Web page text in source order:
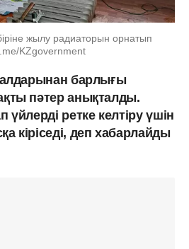
жылу радиаторын орнатып
KZgovernment
барлығы
пәтер анықталды.
үйлерді ретке келтіру үшін
кіріседі, деп хабарлайды